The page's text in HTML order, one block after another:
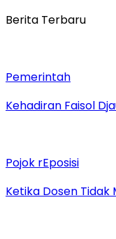
Berita Terbaru
Pemerintah
Kehadiran Faisol
Pojok rEposisi
Ketika Dosen Tidak